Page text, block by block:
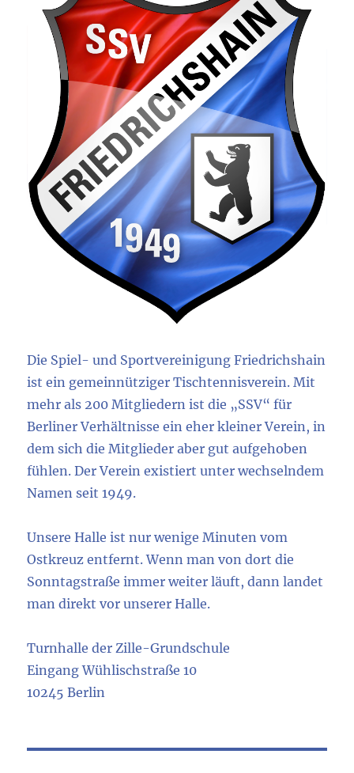
Die Spiel- und Sportvereinigung Friedrichshain
ist ein gemeinnütziger Tischtennisverein. Mit
mehr als 200 Mitgliedern ist die „SSV“ für
Berliner Verhältnisse ein eher kleiner Verein, in
dem sich die Mitglieder aber gut aufgehoben
fühlen. Der Verein existiert unter wechselndem
Namen seit 1949.
Unsere Halle ist nur wenige Minuten vom
Ostkreuz entfernt. Wenn man von dort die
Sonntagstraße immer weiter läuft, dann landet
man direkt vor unserer Halle.
Turnhalle der Zille-Grundschule
Eingang Wühlischstraße 10
10245 Berlin